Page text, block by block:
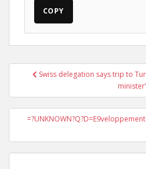
COPY
PostSwiss delegation says trip to
minister’